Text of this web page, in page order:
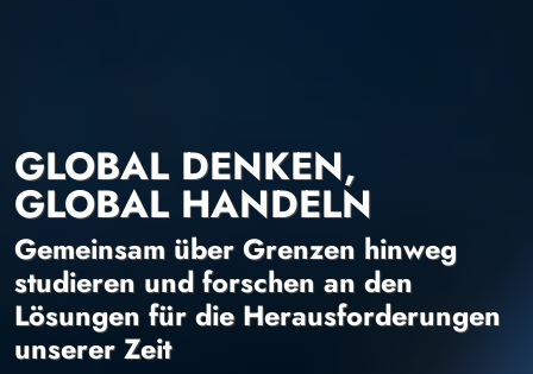
GLOBAL DENKEN,
GLOBAL HANDELN
Gemeinsam über Grenzen hinweg
studieren und forschen an den
Lösungen für die Herausforderungen
unserer Zeit